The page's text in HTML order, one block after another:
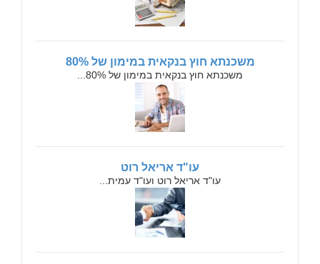
משכנתא חוץ בנקאית במימון של 80%
משכנתא חוץ בנקאית במימון של 80%...
עו"ד אריאל רוט
עו"ד אריאל רוט ועו"ד עמית...